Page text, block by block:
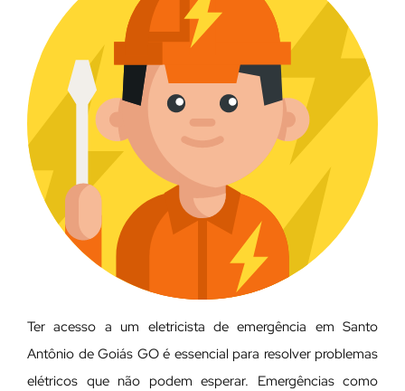
Ter acesso a um eletricista de emergência em Santo
Antônio de Goiás GO é essencial para resolver problemas
elétricos que não podem esperar. Emergências como